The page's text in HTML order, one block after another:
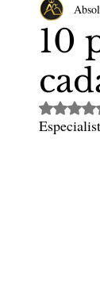
Gastronomia &
Educação &
10